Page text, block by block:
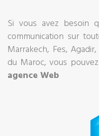
Si vous avez besoin
communication sur
Marrakech, Fes,
du Maroc, vous
agence Web